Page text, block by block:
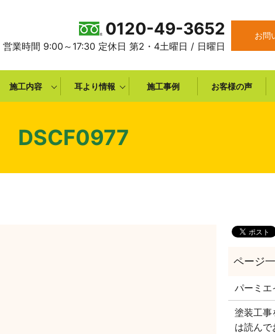
0120-49-3652
営業時間 9:00～17:30 定休日 第2・4土曜日 / 日曜日
お問
施工内容 耳より情報 施工事例 お客様の声
DSCF0977
パーミエ
塗装工事
は読んで